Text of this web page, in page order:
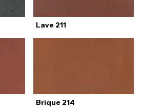
Lave 211
Brique 214